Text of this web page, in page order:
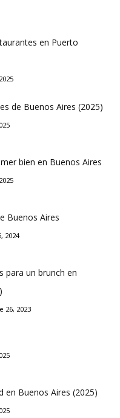
en Puerto
de Buenos Aires (2025)
bien en Buenos Aires
Buenos Aires
2024
para un brunch en
26, 2023
en Buenos Aires (2025)